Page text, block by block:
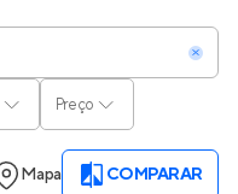
Preço
Mapa COMPARAR